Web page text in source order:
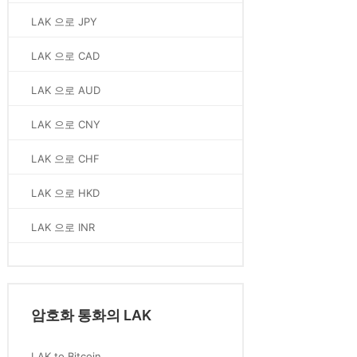
LAK 으로 JPY
LAK 으로 CAD
LAK 으로 AUD
LAK 으로 CNY
LAK 으로 CHF
LAK 으로 HKD
LAK 으로 INR
암호화 통화의 LAK